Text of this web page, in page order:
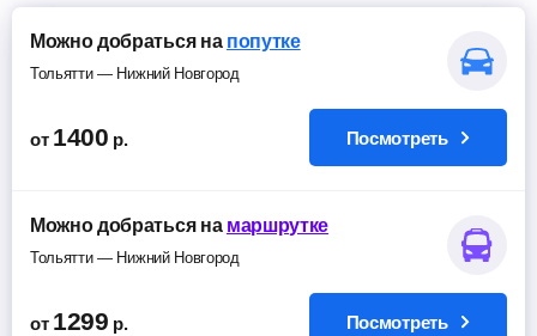
Можно добраться на попутке
Тольятти — Нижний Новгород
от 1400 р. Посмотреть
Можно добраться на маршрутке
Тольятти — Нижний Новгород
от 1299 р. Посмотреть